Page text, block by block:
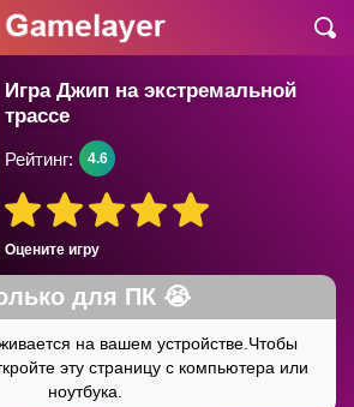
Игра Джип на экстремальной
трассе
Оцените игру
Рейтинг: 4.6